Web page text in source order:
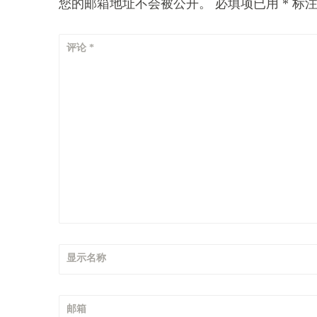
您的邮箱地址不会被公开。 必填项已用 * 标
评论 *
显示名称
邮箱